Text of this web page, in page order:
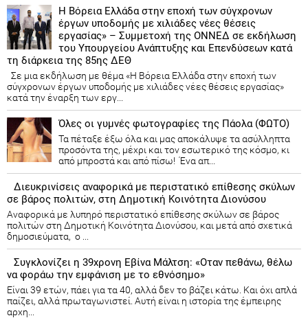
Η Βόρεια Ελλάδα στην εποχή των σύγχρονων
έργων υποδομής με χιλιάδες νέες θέσεις
εργασίας» – Συμμετοχή της ΟΝΝΕΔ σε εκδήλωση
του Υπουργείου Ανάπτυξης και Επενδύσεων κατά
τη διάρκεια της 85ης ΔΕΘ
Σε μια εκδήλωση με θέμα «Η Βόρεια Ελλάδα στην εποχή των
σύγχρονων έργων υποδομής με χιλιάδες νέες θέσεις εργασίας»
κατά την έναρξη των εργ...
Όλες οι γυμνές φωτογραφίες της Πάολα (ΦΩΤΟ)
Τα πέταξε έξω όλα και μας αποκάλυψε τα ασύλληπτα
προσόντα της, μέχρι και τον εσωτερικό της κόσμο, κι
από μπροστά και από πίσω! Ένα απ...
Διευκρινίσεις αναφορικά με περιστατικό επίθεσης σκύλων
σε βάρος πολιτών, στη Δημοτική Κοινότητα Διονύσου
Αναφορικά με λυπηρό περιστατικό επίθεσης σκύλων σε βάρος
πολιτών στη Δημοτική Κοινότητα Διονύσου, και μετά από σχετικά
δημοσιεύματα, ο ...
Συγκλονίζει η 39χρονη Εβίνα Μάλτση: «Οταν πεθάνω, θέλω
να φοράω την εμφάνιση με το εθνόσημο»
Είναι 39 ετών, πάει για τα 40, αλλά δεν το βάζει κάτω. Και όχι απλά
παίζει, αλλά πρωταγωνιστεί. Αυτή είναι η ιστορία της έμπειρης
αρχη...